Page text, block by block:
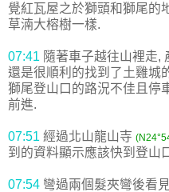
覺紅瓦屋之於獅頭和獅尾的
草湳大榕樹一樣.
07:41 隨著車子越往山裡走,
還是很順利的找到了土雞城
獅尾登山口的路況不佳且停
前進.
07:51 經過北山龍山寺
到的資料顯示應該快到登山
07:54 彎過兩個髮夾彎後看